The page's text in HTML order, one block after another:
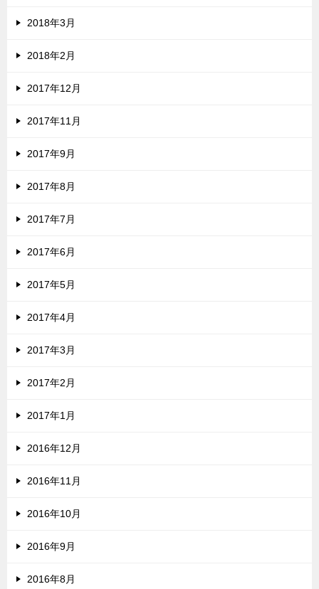
2018年3月
2018年2月
2017年12月
2017年11月
2017年9月
2017年8月
2017年7月
2017年6月
2017年5月
2017年4月
2017年3月
2017年2月
2017年1月
2016年12月
2016年11月
2016年10月
2016年9月
2016年8月